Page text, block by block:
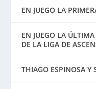
EN JUEGO LA
EN JUEGO LA
DE LA LIGA DE
THIAGO ESPINOSA Y